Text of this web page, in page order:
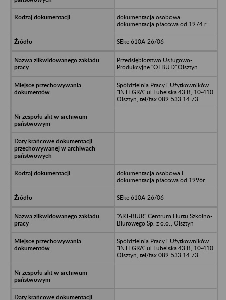
dokumentacja osobowa,
dokumentacja płacowa od 1974 r.
SEke 610A-26/06
Przedsiębiorstwo Usługowo-
Produkcyjne "OLBUD",Olsztyn
Spółdzielnia Pracy i Użytkowników
"INTEGRA" ul.Lubelska 43 B, 10-410
Olsztyn; tel/fax 089 533 14 73
dokumentacja osobowa i
dokumentacja płacowa od 1996r.
SEke 610A-26/06
"ART-BIUR" Centrum Hurtu Szkolno-
Biurowego Sp. z o.o., Olsztyn
Spółdzielnia Pracy i Użytkowników
"INTEGRA" ul.Lubelska 43 B, 10-410
Olsztyn; tel/fax 089 533 14 73